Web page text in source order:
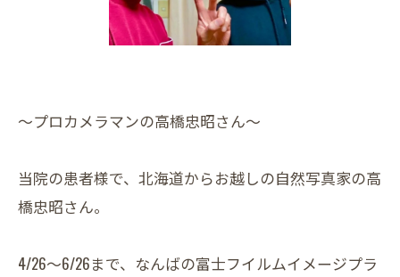
～プロカメラマンの高橋忠昭さん～
当院の患者様で、北海道からお越しの自然写真家の高
橋忠昭さん。
4/26～6/26まで、なんばの富士フイルムイメージプラ